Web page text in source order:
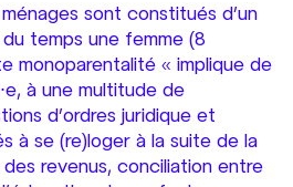
sont constitués d’un
temps une femme (8
monoparentalité « implique de
à une multitude de
d’ordres juridique et
à se (re)loger à la suite de la
revenus, conciliation entre